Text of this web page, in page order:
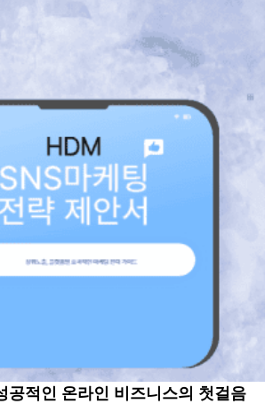
공적인 온라인 비즈니스의 첫걸음